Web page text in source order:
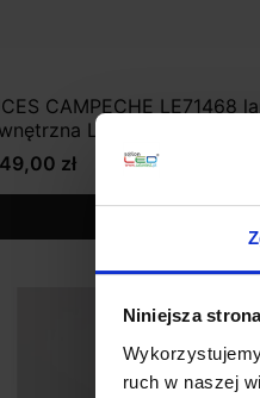
Niniejsza
ruch w naszej
CAMPECHE LE71468
LED 8,2W IP65
zł